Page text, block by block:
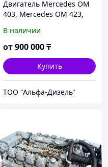
Двигатель Mercedes OM
403, Mercedes OM 423,
В наличии
от900 000₸
Купить
ТОО "Альфа-Дизель"